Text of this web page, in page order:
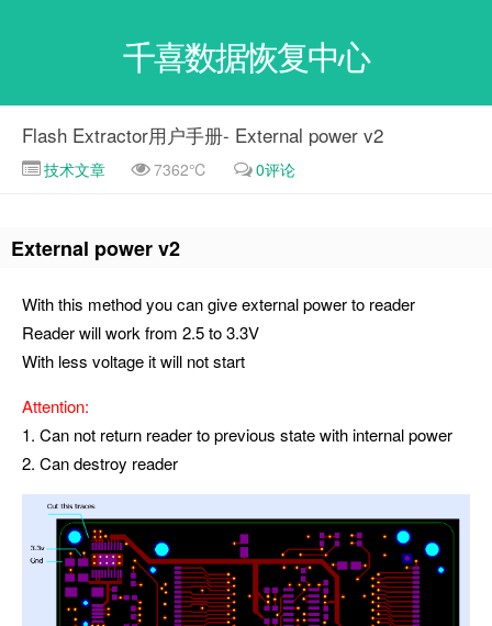
千喜数据恢复中心
Flash Extractor用户手册- External power v2
技术文章 7362℃ 0评论
External power v2
With this method you can give external power to reader
Reader will work from 2.5 to 3.3V
With less voltage it will not start
Attention:
1. Can not return reader to previous state with internal power
2. Can destroy reader